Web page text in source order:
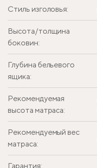
Стиль изголовья:
Высота/толщина
боковин:
Глубина бельевого
ящика:
Рекомендуемая
высота матраса:
Рекомендуемый вес
матраса:
Гарантия: